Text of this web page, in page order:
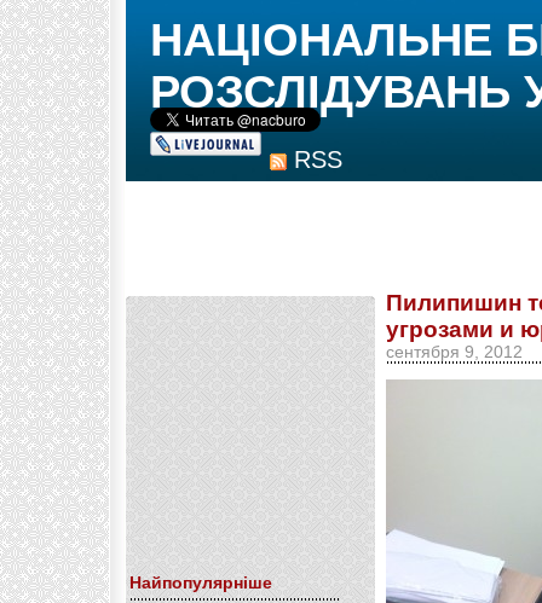
RSS
НАЦІОНАЛЬНЕ
РОЗСЛІДУВАНЬ
Найпопулярніше
Пилипишин
угрозами и
сентября 9, 2012